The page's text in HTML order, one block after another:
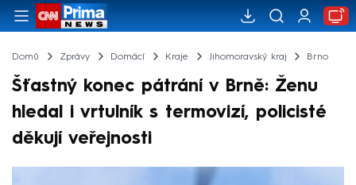
Domů Zprávy Domácí Kraje Jihomoravský kraj Brno
Šťastný konec pátrání v Brně: Ženu
hledal i vrtulník s termovizí, policisté
děkují veřejnosti